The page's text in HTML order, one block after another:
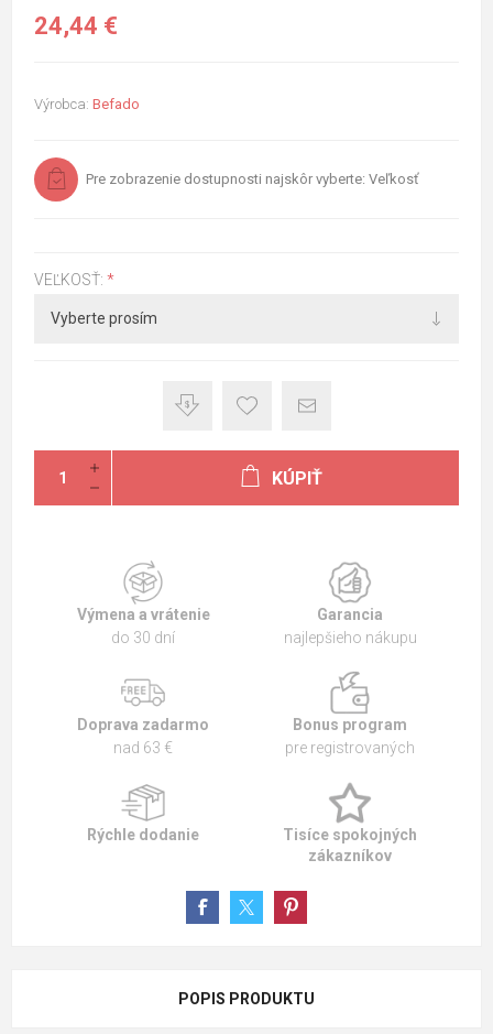
24,44 €
Výrobca: Befado
Pre zobrazenie dostupnosti najskôr vyberte: Veľkosť
VEĽKOSŤ: *
KÚPIŤ
Výmena a vrátenie
do 30 dní
Garancia
najlepšieho nákupu
Doprava zadarmo
nad 63 €
Bonus program
pre registrovaných
Rýchle dodanie
Tisíce spokojných
zákazníkov
POPIS PRODUKTU